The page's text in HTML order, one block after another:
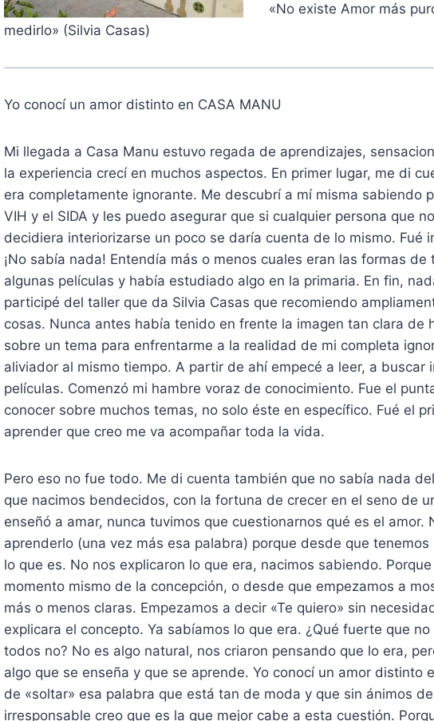
«No existe Amor más
medirlo» (Silvia Casas)
Yo conocí un amor distinto en CASA MANU
Mi llegada a Casa Manu estuvo regada de aprendizajes,
la experiencia crecí en muchos aspectos. En primer lugar, me di
era completamente ignorante. Me descubrí a mí misma sabiendo
VIH y el SIDA y les puedo asegurar que si cualquier persona que
decidiera interiorizarse un poco se daría cuenta de lo mismo. Fué
¡No sabía nada! Entendía más o menos cuales eran las formas
algunas películas y había estudiado algo en la primaria. En fin,
participé del taller que da Silvia Casas que recomiendo
cosas. Nunca antes había tenido en frente la imagen tan clara de
sobre un tema para enfrentarme a la realidad de mi completa
aliviador al mismo tiempo. A partir de ahí empecé a leer, a buscar
películas. Comenzó mi hambre voraz de conocimiento. Fue el
conocer sobre muchos temas, no solo éste en específico. Fué el
aprender que creo me va acompañar toda la vida.
Pero eso no fue todo. Me di cuenta también que no sabía nada
que nacimos bendecidos, con la fortuna de crecer en el seno de
enseñó a amar, nunca tuvimos que cuestionarnos qué es el amor.
aprenderlo (una vez más esa palabra) porque desde que
lo que es. No nos explicaron lo que era, nacimos sabiendo.
momento mismo de la concepción, o desde que empezamos a
más o menos claras. Empezamos a decir «Te quiero» sin
explicara el concepto. Ya sabíamos lo que era. ¿Qué fuerte que
todos no? No es algo natural, nos criaron pensando que lo era,
algo que se enseña y que se aprende. Yo conocí un amor distinto
de «soltar» esa palabra que está tan de moda y que sin ánimos
irresponsable creo que es la que mejor cabe a esta cuestión.